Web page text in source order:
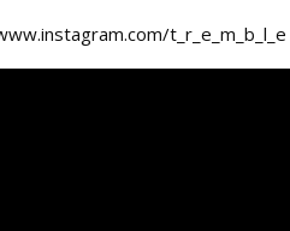
t_r_e_m_b_l_e